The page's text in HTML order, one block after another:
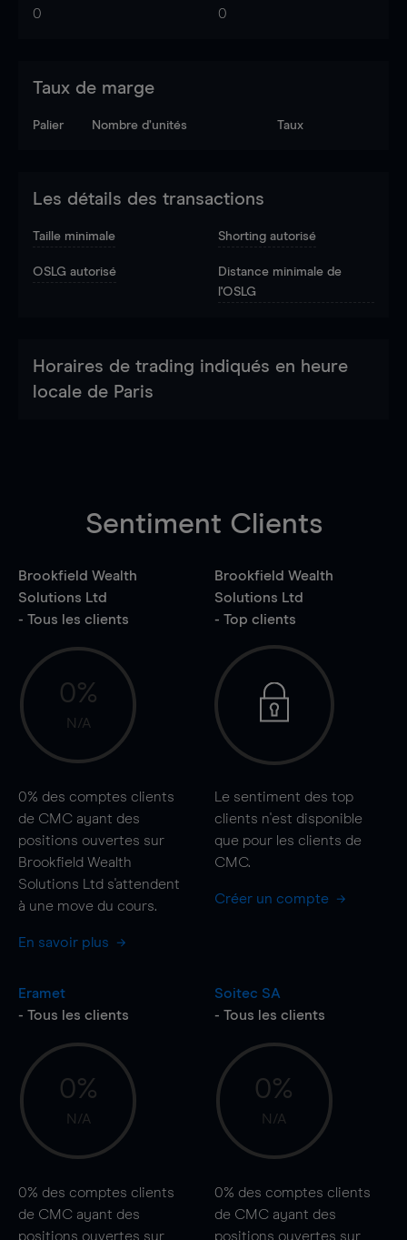
0 0
Taux de marge
Palier Nombre d’unités Taux
Les détails des transactions
Taille minimale Shorting autorisé
OSLG autorisé
Distance minimale de
l'OSLG
Horaires de trading indiqués en heure
locale de Paris
Sentiment Clients
Brookfield Wealth
Solutions Ltd
- Tous les clients
0%
N/A
0% des comptes clients
de CMC ayant des
positions ouvertes sur
Brookfield Wealth
Solutions Ltd s'attendent
à une move du cours.
En savoir plus
Brookfield Wealth
Solutions Ltd
- Top clients
Le sentiment des top
clients n'est disponible
que pour les clients de
CMC.
Créer un compte
Eramet
- Tous les clients
0%
N/A
0% des comptes clients
de CMC ayant des
positions ouvertes sur
Soitec SA
- Tous les clients
0%
N/A
0% des comptes clients
de CMC ayant des
positions ouvertes sur